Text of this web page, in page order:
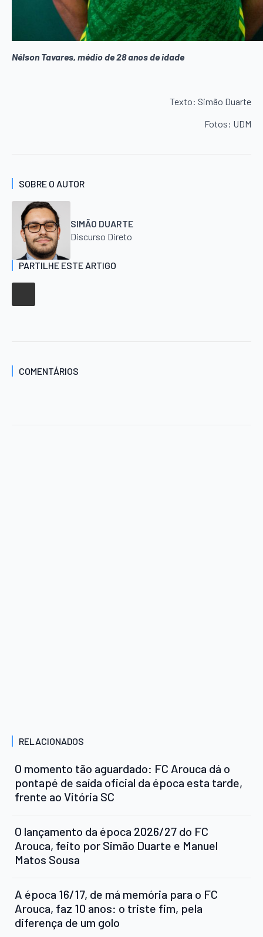
Nélson Tavares, médio de 28 anos de idade
Texto: Simão Duarte
Fotos: UDM
SOBRE O AUTOR
SIMÃO DUARTE
Discurso Direto
PARTILHE ESTE ARTIGO
COMENTÁRIOS
RELACIONADOS
O momento tão aguardado: FC Arouca dá o
pontapé de saída oficial da época esta tarde,
frente ao Vitória SC
O lançamento da época 2026/27 do FC
Arouca, feito por Simão Duarte e Manuel
Matos Sousa
A época 16/17, de má memória para o FC
Arouca, faz 10 anos: o triste fim, pela
diferença de um golo